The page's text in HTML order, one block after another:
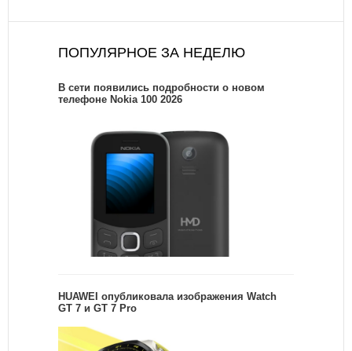
ПОПУЛЯРНОЕ ЗА НЕДЕЛЮ
В сети появились подробности о новом
телефоне Nokia 100 2026
HUAWEI опубликовала изображения Watch
GT 7 и GT 7 Pro